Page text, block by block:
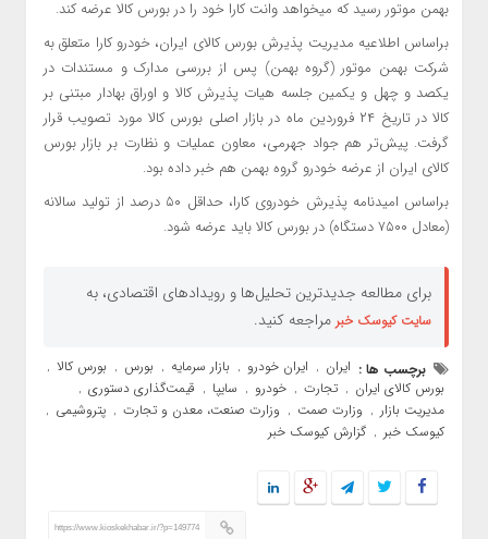
بهمن موتور رسید که میخواهد وانت کارا خود را در بورس کالا عرضه کند.
براساس اطلاعیه مدیریت پذیرش بورس کالای ایران، خودرو کارا متعلق به
شرکت بهمن موتور (گروه بهمن) پس از بررسی مدارک و مستندات در
یکصد و چهل و یکمین جلسه هیات پذیرش کالا و اوراق بهادار مبتنی بر
کالا در تاریخ ۲۴ فروردین ماه در بازار اصلی بورس کالا مورد تصویب قرار
گرفت. پیش‌تر هم جواد جهرمی، معاون عملیات و نظارت بر بازار بورس
کالای ایران از عرضه خودرو گروه بهمن هم خبر داده بود.
براساس امیدنامه پذیرش خودروی کارا، حداقل ۵۰ درصد از تولید سالانه
(معادل ۷۵۰۰ دستگاه) در بورس کالا باید عرضه شود.
برای مطالعه جدیدترین تحلیل‌ها و رویدادهای اقتصادی، به
سایت کیوسک خبر مراجعه کنید.
برچسب ها : ایران , ایران خودرو , بازار سرمایه , بورس , بورس کالا ,
بورس کالای ایران , تجارت , خودرو , سایپا , قیمت‌گذاری دستوری ,
مدیریت بازار , وزارت صمت , وزارت صنعت، معدن و تجارت , پتروشیمی ,
کیوسک خبر , گزارش کیوسک خبر
https://www.kioskekhabar.ir/?p=149774